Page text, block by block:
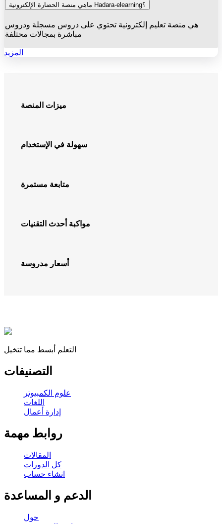
ماهي منصة الحضارة الإلكترونية Hadara-elearning؟
هي منصة تعليم إلكترونية تحتوي على دروس مسجلة ودروس
مباشرة بمجالات محتلفة
المزيد
ميزات المنصة
سهولة في الإستخدام
متابعة مستمرة
مواكبة أحدث التقنيات
أسعار مدروسة
التعلم أبسط مما تتخيل
التصنيفات
علوم الكمبيوتر
اللغات
إدارة أعمال
روابط مهمة
المقالات
كل الدورات
انشاء حساب
الدعم و المساعدة
حول